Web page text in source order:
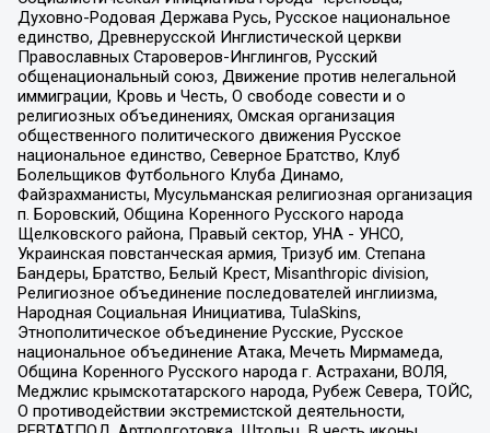
Духовно-Родовая Держава Русь, Русское национальное
единство, Древнерусской Инглистической церкви
Православных Староверов-Инглингов, Русский
общенациональный союз, Движение против нелегальной
иммиграции, Кровь и Честь, О свободе совести и о
религиозных объединениях, Омская организация
общественного политического движения Русское
национальное единство, Северное Братство, Клуб
Болельщиков Футбольного Клуба Динамо,
Файзрахманисты, Мусульманская религиозная организация
п. Боровский, Община Коренного Русского народа
Щелковского района, Правый сектор, УНА - УНСО,
Украинская повстанческая армия, Тризуб им. Степана
Бандеры, Братство, Белый Крест, Misanthropic division,
Религиозное объединение последователей инглиизма,
Народная Социальная Инициатива, TulaSkins,
Этнополитическое объединение Русские, Русское
национальное объединение Атака, Мечеть Мирмамеда,
Община Коренного Русского народа г. Астрахани, ВОЛЯ,
Меджлис крымскотатарского народа, Рубеж Севера, ТОЙС,
О противодействии экстремистской деятельности,